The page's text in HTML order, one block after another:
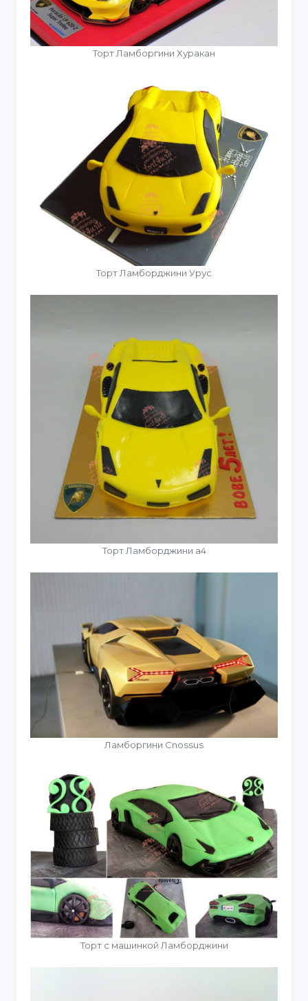
Торт Ламборгини Хуракан
Торт Ламборджини Урус
Торт Ламборджини а4
Ламборгини Cnossus
Торт с машинкой Ламборджини